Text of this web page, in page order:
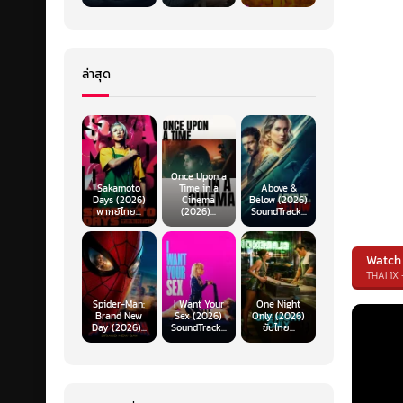
Watch
THAI 1X
ล่าสุด
Sakamoto
Days (2026)
พากย์ไทย...
Once Upon a
Time in a
Cinema
(2026)...
Above &
Below (2026)
SoundTrack...
Spider-Man:
Brand New
Day (2026)...
I Want Your
Sex (2026)
SoundTrack...
One Night
Only (2026)
ซับไทย...